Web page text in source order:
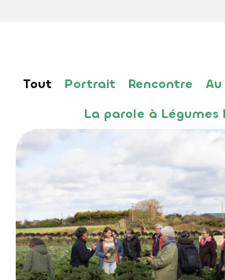
Portrait Rencontre
La parole à Légumes
Tout